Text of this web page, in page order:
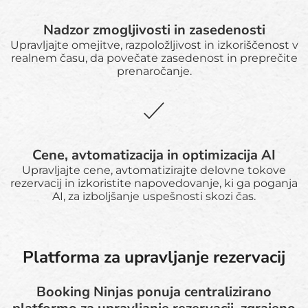
Nadzor zmogljivosti in zasedenosti
Upravljajte omejitve, razpoložljivost in izkoriščenost v
realnem času, da povečate zasedenost in preprečite
prenaročanje.
Cene, avtomatizacija in optimizacija AI
Upravljajte cene, avtomatizirajte delovne tokove
rezervacij in izkoristite napovedovanje, ki ga poganja
AI, za izboljšanje uspešnosti skozi čas.
Platforma za upravljanje rezervacij
Booking Ninjas ponuja centralizirano